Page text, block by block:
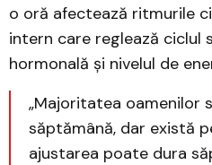
o oră afectează ritmurile
intern care reglează ciclul
hormonală și nivelul de
„Majoritatea oamenilor
săptămână, dar există
ajustarea poate dura